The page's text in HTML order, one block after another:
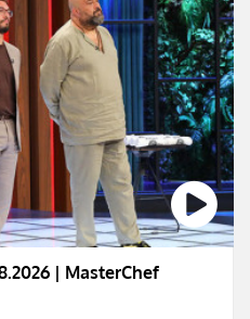
| MasterChef